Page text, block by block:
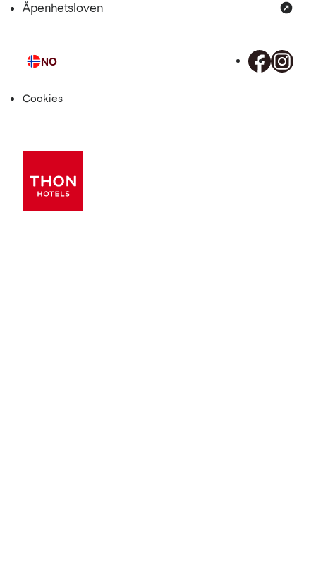
Åpenhetsloven
Språk
NO
Cookies